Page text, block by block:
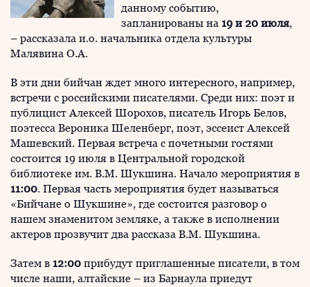
данному событию,
запланированы на 19 и 20 июля,
– рассказала и.о. начальника отдела культуры
Малявина О.А.
В эти дни бийчан ждет много интересного, например,
встречи с российскими писателями. Среди них: поэт и
публицист Алексей Шорохов, писатель Игорь Белов,
поэтесса Вероника Шеленберг, поэт, эссеист Алексей
Машевский. Первая встреча с почетными гостями
состоится 19 июля в Центральной городской
библиотеке им. В.М. Шукшина. Начало мероприятия в
11:00. Первая часть мероприятия будет называться
«Бийчане о Шукшине», где состоится разговор о
нашем знаменитом земляке, а также в исполнении
актеров прозвучит два рассказа В.М. Шукшина.
Затем в 12:00 прибудут приглашенные писатели, в том
числе наши, алтайские – из Барнаула приедут